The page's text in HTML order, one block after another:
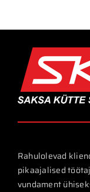
Rahulolevad
pikaajalised
vundament